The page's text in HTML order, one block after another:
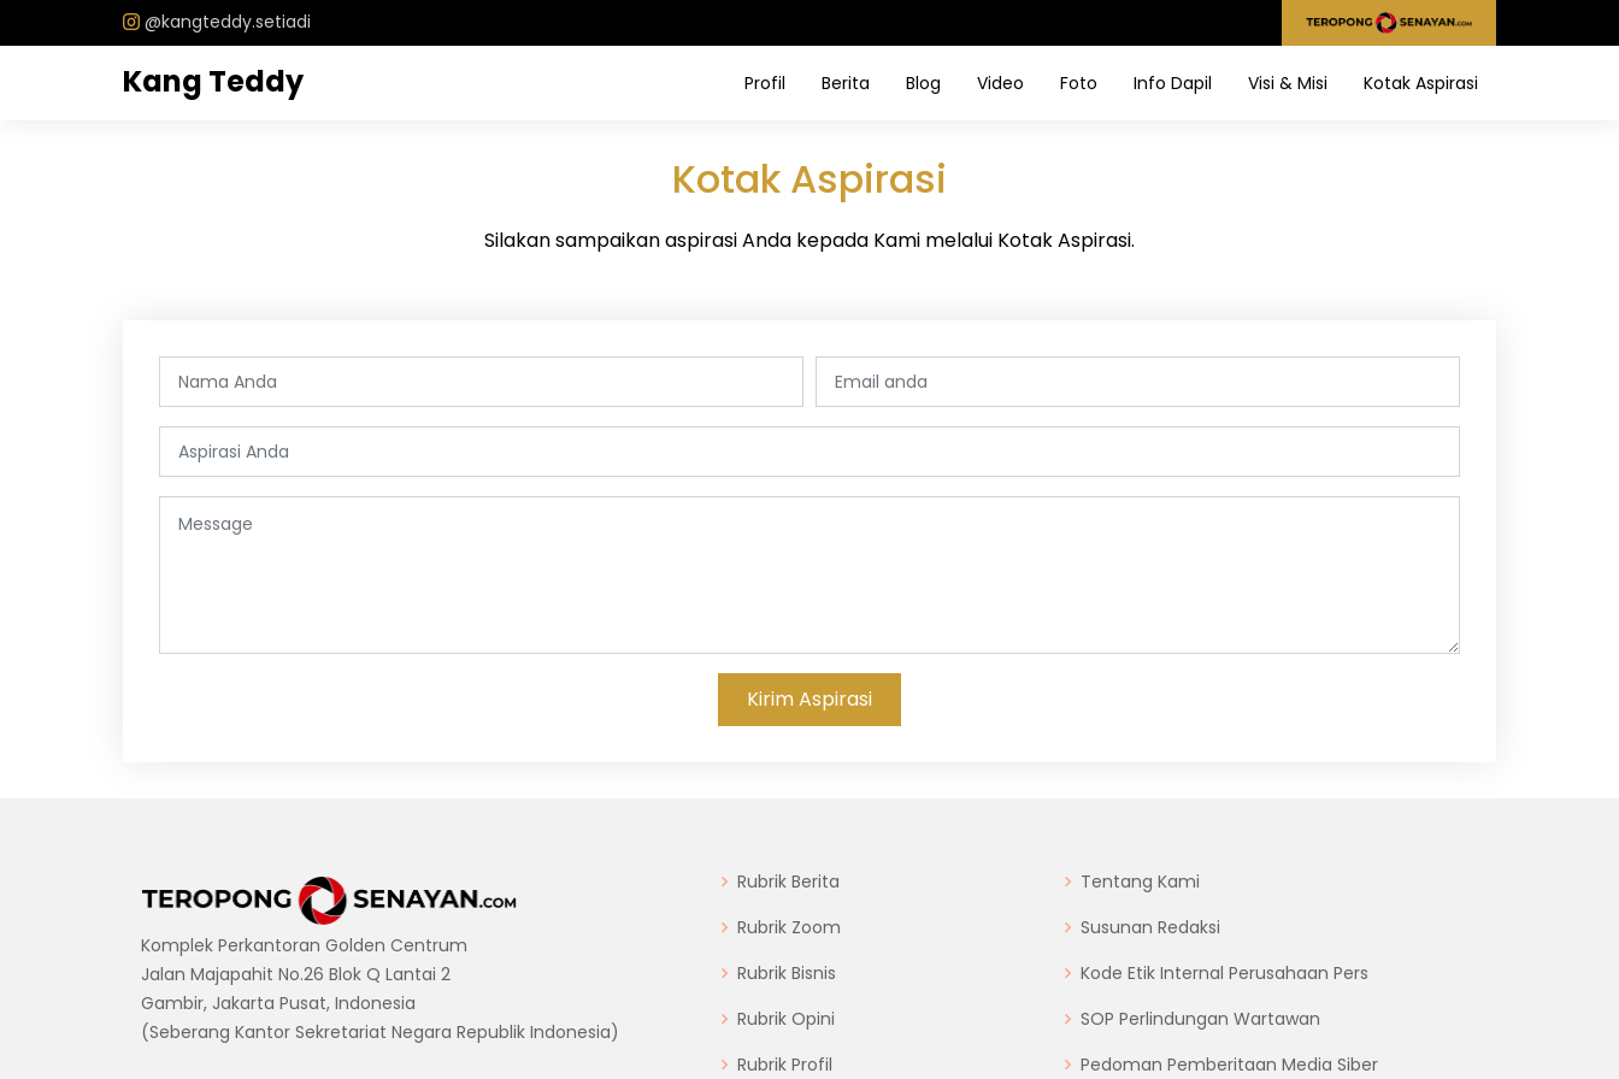
@kangteddy.setiadi
Kang Teddy Profil Berita Blog Video Foto Info Dapil Visi & Misi Kotak Aspirasi
Kotak Aspirasi
Silakan sampaikan aspirasi Anda kepada Kami melalui Kotak Aspirasi.
Kirim Aspirasi
Komplek Perkantoran Golden Centrum
Jalan Majapahit No.26 Blok Q Lantai 2
Gambir, Jakarta Pusat, Indonesia
(Seberang Kantor Sekretariat Negara Republik Indonesia)
Rubrik Berita
Rubrik Zoom
Rubrik Bisnis
Rubrik Opini
Rubrik Profil
Tentang Kami
Susunan Redaksi
Kode Etik Internal Perusahaan Pers
SOP Perlindungan Wartawan
Pedoman Pemberitaan Media Siber